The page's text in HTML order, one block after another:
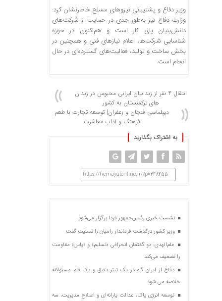
وزیر دفاع و پشتیبانی نیروهای مسلح خاطرنشان کرد:
وزارت دفاع نیز به‌طور جدی در حمایت از شرکت‌های
دانش‌بنیان پای کار است و هم‌اکنون در حوزه
شناسایی شرکت‌ها، اعلام نیازهای فنی و همچنین در
بخش ساخت و تولید، فعالیت‌های گسترده‌ای در حال
انجام است.
انتقال ۴ نفر از زندانیان ایرانی محبوس در زندان
های ترکمنستان به کشور
دیپلماسی فنجان و زعفران| توسعه تجارت با طعم
فرهنگ و آداب معاشرت
به اشتراک بگذارید
https://hemayatonline.ir/?p=248455
نشست خبری رئیس‌جمهور فردا برگزار می‌شود
وزیر کشور درگذشت فرماندار رامیان را تسلیت گفت
علم‌الهدی: دو گفتمان انحرافی «تسلیم» و «یاس» مقاومت
را تضعیف می‌کند
دفاع از ایران گاه در یک تیتر دقیق و یک قلم مسئولانه
خلاصه می شود
توسعه انرژی پاک، عدالت یارانه‌ای و اصلاح مدیریت، سه